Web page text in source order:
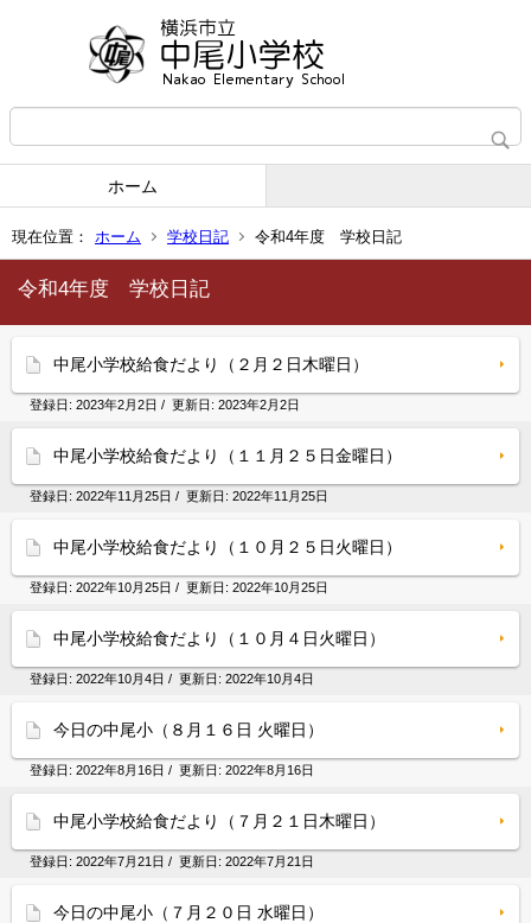
ホーム
現在位置： ホーム 学校日記 令和4年度 学校日記
令和4年度 学校日記
中尾小学校給食だより（２月２日木曜日）
登録日: 2023年2月2日 / 更新日: 2023年2月2日
中尾小学校給食だより（１１月２５日金曜日）
登録日: 2022年11月25日 / 更新日: 2022年11月25日
中尾小学校給食だより（１０月２５日火曜日）
登録日: 2022年10月25日 / 更新日: 2022年10月25日
中尾小学校給食だより（１０月４日火曜日）
登録日: 2022年10月4日 / 更新日: 2022年10月4日
今日の中尾小（８月１６日 火曜日）
登録日: 2022年8月16日 / 更新日: 2022年8月16日
中尾小学校給食だより（７月２１日木曜日）
登録日: 2022年7月21日 / 更新日: 2022年7月21日
今日の中尾小（７月２０日 水曜日）